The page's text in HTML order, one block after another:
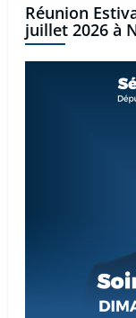
Réunion
juillet 2026 à